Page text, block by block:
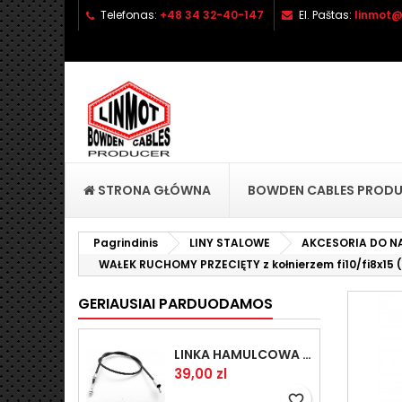
Telefonas: +48 34 32-40-147 El. Paštas:
STRONA GŁÓWNA BOWDEN CABLES
Pagrindinis LINY STALOWE AKCESORIA DO
WAŁEK RUCHOMY PRZECIĘTY z kołnierzem fi10/
GERIAUSIAI PARDUODAMOS
LINKA HAMULCOWA PRZYCZEPY KNOTT 1440/1230 33921-1.14
Kaina
39,00 zl